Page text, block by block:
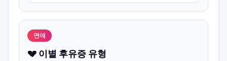
연애
💔 이별 후유증 유형